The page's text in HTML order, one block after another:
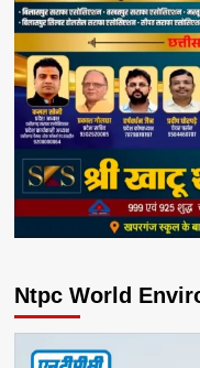
Ntpc World